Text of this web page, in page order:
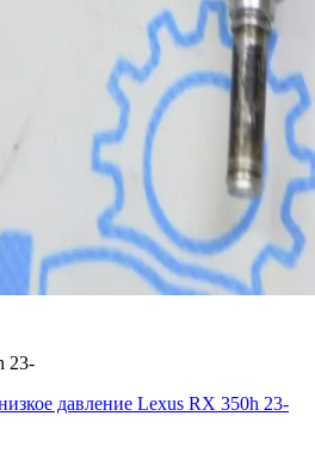
23-
давление Lexus RX 350h 23-